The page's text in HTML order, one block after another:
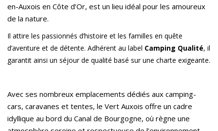
en-Auxois en Côte d’Or, est un lieu idéal pour les amoureux
de la nature.
Il attire les passionnés d’histoire et les familles en quête
d’aventure et de détente. Adhérent au label Camping Qualité, il
garantit ainsi un séjour de qualité basé sur une charte exigeante.
Avec ses nombreux emplacements dédiés aux camping-
cars, caravanes et tentes, le Vert Auxois offre un cadre
idyllique au bord du Canal de Bourgogne, où règne une